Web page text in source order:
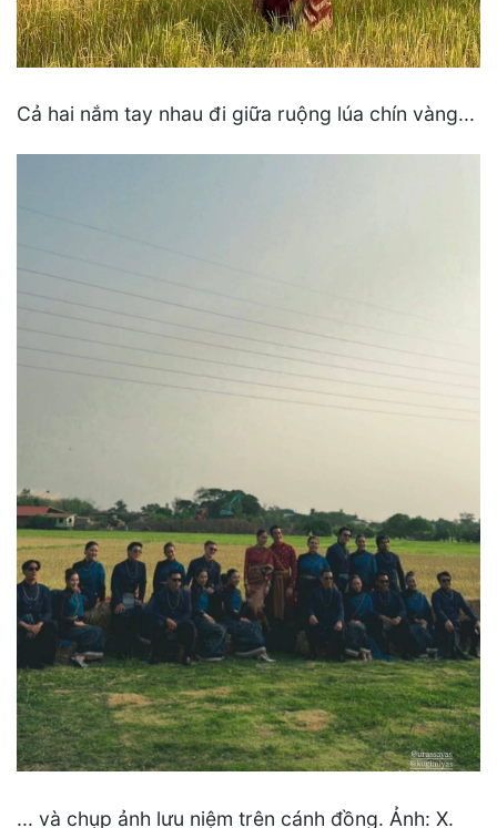
Cả hai nắm tay nhau đi giữa ruộng lúa chín vàng...
... và chụp ảnh lưu niệm trên cánh đồng. Ảnh: X.